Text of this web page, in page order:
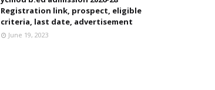
Registration link, prospect, eligible
criteria, last date, advertisement
June 19, 2023